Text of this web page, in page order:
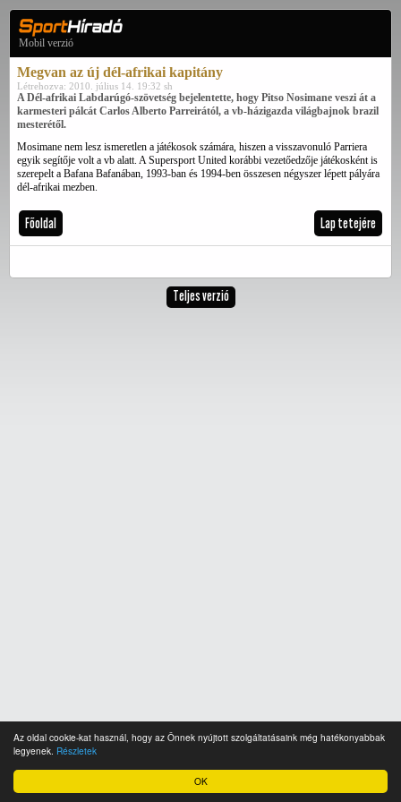
OK
Az oldal cookie-kat használ, hogy az Önnek nyújtott szolgáltatásaink még hatékonyabbak
legyenek. Részletek
Mobil verzió
Megvan az új dél-afrikai kapitány
Létrehozva: 2010. július 14. 19:32 sh
A Dél-afrikai Labdarúgó-szövetség bejelentette, hogy Pitso Nosimane veszi át a
karmesteri pálcát Carlos Alberto Parreirától, a vb-házigazda világbajnok brazil
mesterétől.
Mosimane nem lesz ismeretlen a játékosok számára, hiszen a visszavonuló Parriera
egyik segítője volt a vb alatt. A Supersport United korábbi vezetőedzője játékosként is
szerepelt a Bafana Bafanában, 1993-ban és 1994-ben összesen négyszer lépett pályára
dél-afrikai mezben.
Főoldal Lap tetejére
Teljes verzió